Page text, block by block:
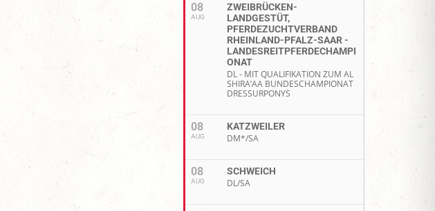
08
AUG
ZWEIBRÜCKEN-
LANDGESTÜT,
PFERDEZUCHTVERBAND
RHEINLAND-PFALZ-SAAR -
LANDESREITPFERDECHAMPI
ONAT
DL - MIT QUALIFIKATION ZUM AL
SHIRA’AA BUNDESCHAMPIONAT
DRESSURPONYS
08
AUG
KATZWEILER
DM*/SA
08
AUG
SCHWEICH
DL/SA